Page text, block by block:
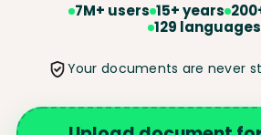
7M+ users 15+ years
129 languages
Your documents are never